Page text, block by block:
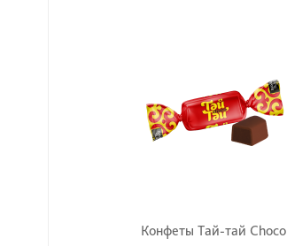
Конфеты Тай-тай Choco